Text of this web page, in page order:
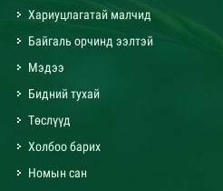
Хариуцлагатай малчид
Байгаль орчинд ээлтэй
Мэдээ
Бидний тухай
Төслүүд
Холбоо барих
Номын сан